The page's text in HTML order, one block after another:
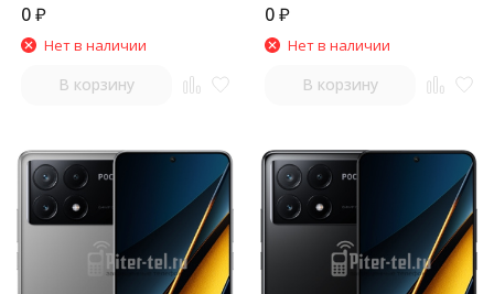
0₽
Нет в наличии
В корзину
0₽
Нет в наличии
В корзину